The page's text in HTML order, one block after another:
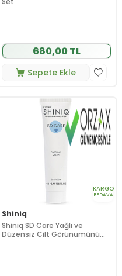
680,00 TL
Sepete Ekle
KARGO
BEDAVA
Shiniq
Shiniq SD Care Yağlı ve
Düzensiz Cilt Görünümünü